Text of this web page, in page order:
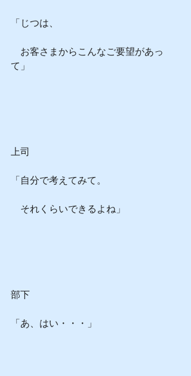
「じつは、
お客さまからこんなご要望があっ
て」
上司
「自分で考えてみて。
それくらいできるよね」
部下
「あ、はい・・・」